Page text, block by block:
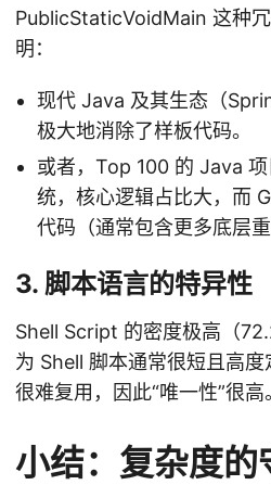
PublicStaticVoidMain 这种
明：
现代 Java 及其生态（
极大地消除了样板代码。
或者，Top 100 的 Java
统，核心逻辑占比大，而
代码（通常包含更多底层重
3. 脚本语言的特异性
Shell Script 的密度极高（
为 Shell 脚本通常很短且高度
很难复用，因此“唯一性”很高
小结：复杂度的